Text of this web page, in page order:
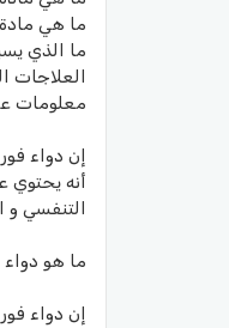
ما هي
ما الذي
العلاجات
معلومات
إن دواء
أنه يحتوي
التنفسي و
ما هو
إن دواء